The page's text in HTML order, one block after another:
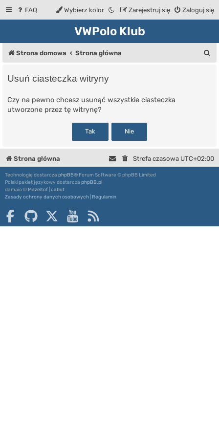
FAQ Zaloguj się
Zarejestruj się
Wybierz kolor
VWPolo Klub
Strona domowa Strona główna
Usuń ciasteczka witryny
Czy na pewno chcesz usunąć wszystkie ciasteczka
utworzone przez tę witrynę?
Strona główna Strefa czasowa UTC+02:00
Technologię dostarcza phpBB® Forum Software © phpBB Limited
Polski pakiet językowy dostarcza phpBB.pl
damaïo © Mazeltof cabot
Zasady ochrony danych osobowych Regulamin